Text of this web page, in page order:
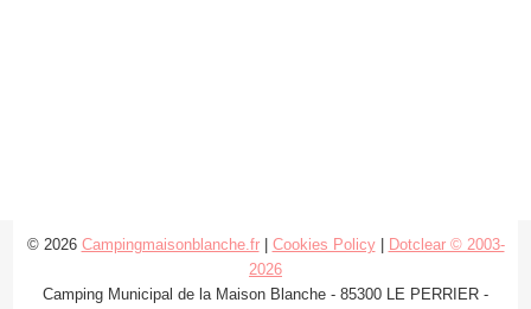
© 2026 Campingmaisonblanche.fr| Cookies Policy|
Dotclear © 2003-
2026
Camping Municipal de la Maison Blanche - 85300 LE PERRIER -